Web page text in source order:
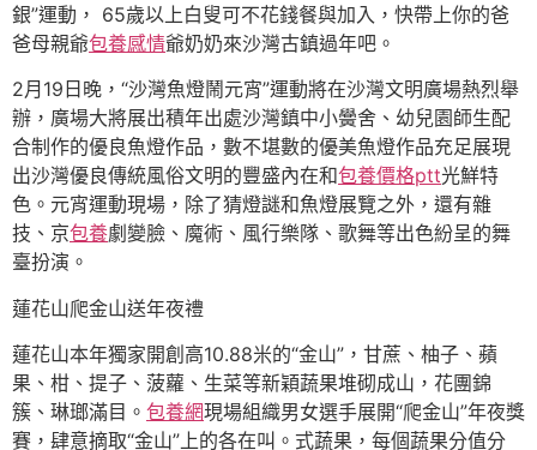
銀”運動， 65歲以上白叟可不花錢餐與加入，快帶上你的爸
爸母親爺包養感情爺奶奶來沙灣古鎮過年吧。
2月19日晚，“沙灣魚燈鬧元宵”運動將在沙灣文明廣場熱烈舉
辦，廣場大將展出積年出處沙灣鎮中小黌舍、幼兒園師生配
合制作的優良魚燈作品，數不堪數的優美魚燈作品充足展現
出沙灣優良傳統風俗文明的豐盛內在和包養價格ptt光鮮特
色。元宵運動現場，除了猜燈謎和魚燈展覽之外，還有雜
技、京包養劇變臉、魔術、風行樂隊、歌舞等出色紛呈的舞
臺扮演。
蓮花山爬金山送年夜禮
蓮花山本年獨家開創高10.88米的“金山”，甘蔗、柚子、蘋
果、柑、提子、菠蘿、生菜等新穎蔬果堆砌成山，花團錦
簇、琳瑯滿目。 包養網現場組織男女選手展開“爬金山”年夜獎
賽，肆意摘取“金山”上的各在叫。式蔬果，每個蔬果分值分